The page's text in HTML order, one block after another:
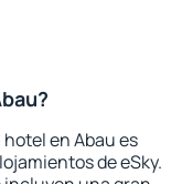
en Abau es
de eSky.